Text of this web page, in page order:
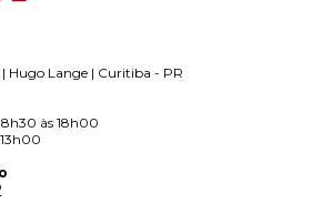
Hugo Lange | Curitiba - PR
às 18h00